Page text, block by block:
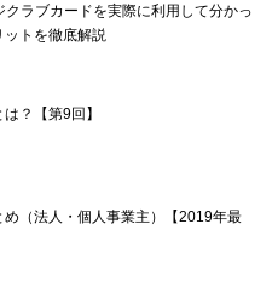
ラブカードを実際に利用して分かっ
トを徹底解説
？【第9回】
め（法人・個人事業主）【2019年最